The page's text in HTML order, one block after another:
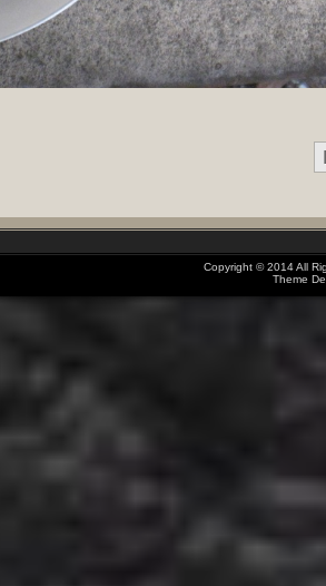
Copyright © 2014 All
Theme